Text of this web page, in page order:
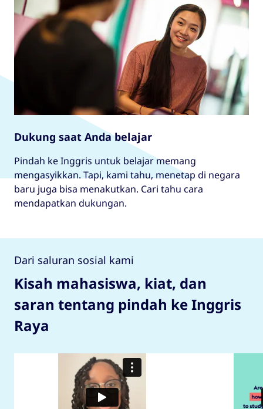
Dukung saat Anda belajar
Pindah ke Inggris untuk belajar memang
mengasyikkan. Tapi, kami tahu, menetap di negara
baru juga bisa menakutkan. Cari tahu cara
mendapatkan dukungan.
Dari saluran sosial kami
Kisah mahasiswa, kiat, dan
saran tentang pindah ke Inggris
Raya